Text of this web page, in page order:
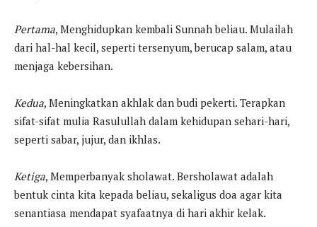
Pertama, Menghidupkan kembali Sunnah beliau. Mulailah
dari hal-hal kecil, seperti tersenyum, berucap salam, atau
menjaga kebersihan.
Kedua, Meningkatkan akhlak dan budi pekerti. Terapkan
sifat-sifat mulia Rasulullah dalam kehidupan sehari-hari,
seperti sabar, jujur, dan ikhlas.
Ketiga, Memperbanyak sholawat. Bersholawat adalah
bentuk cinta kita kepada beliau, sekaligus doa agar kita
senantiasa mendapat syafaatnya di hari akhir kelak.